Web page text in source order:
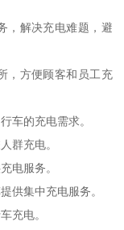
，解决充电难题，避
，方便顾客和员工充
车的充电需求。
群充电。
电服务。
供集中充电服务。
充电。